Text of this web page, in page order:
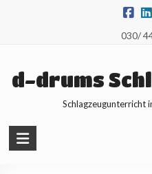
030/
d-drums
Schlagzeugunterricht